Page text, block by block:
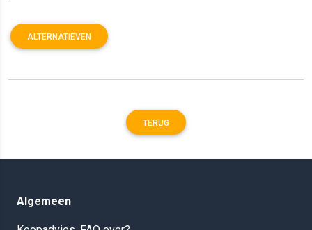
ALTERNATIEVEN
TERUG
Algemeen